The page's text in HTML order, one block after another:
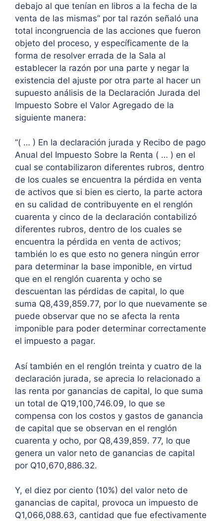
debajo al que tenían en libros a la fecha de la
venta de las mismas” por tal razón señaló una
total incongruencia de las acciones que fueron
objeto del proceso, y específicamente de la
forma de resolver errada de la Sala al
establecer la razón por una parte y negar la
existencia del ajuste por otra parte al hacer un
supuesto análisis de la Declaración Jurada del
Impuesto Sobre el Valor Agregado de la
siguiente manera:
“( … ) En la declaración jurada y Recibo de pago
Anual del Impuesto Sobre la Renta ( … ) en el
cual se contabilizaron diferentes rubros, dentro
de los cuales se encuentra la pérdida en venta
de activos que si bien es cierto, la parte actora
en su calidad de contribuyente en el renglón
cuarenta y cinco de la declaración contabilizó
diferentes rubros, dentro de los cuales se
encuentra la pérdida en venta de activos;
también lo es que esto no genera ningún error
para determinar la base imponible, en virtud
que en el renglón cuarenta y ocho se
descuentan las pérdidas de capital, lo que
suma Q8,439,859.77, por lo que nuevamente se
puede observar que no se afecta la renta
imponible para poder determinar correctamente
el impuesto a pagar.
Así también en el renglón treinta y cuatro de la
declaración jurada, se aprecia lo relacionado a
las renta por ganancias de capital, lo que suma
un total de Q19,100,746.09, lo que se
compensa con los costos y gastos de ganancia
de capital que se observan en el renglón
cuarenta y ocho, por Q8,439,859. 77, lo que
genera un valor neto de ganancias de capital
por Q10,670,886.32.
Y, el diez por ciento (10%) del valor neto de
ganancias de capital, provoca un impuesto de
Q1,066,088.63, cantidad que fue efectivamente